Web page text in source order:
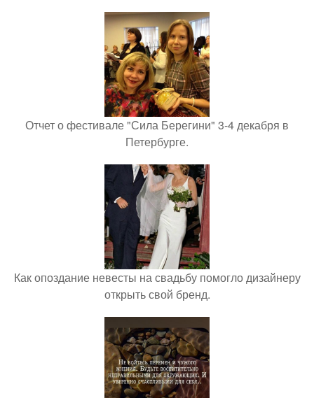
Отчет о фестивале "Сила Берегини" 3-4 декабря в
Петербурге.
Как опоздание невесты на свадьбу помогло дизайнеру
открыть свой бренд.